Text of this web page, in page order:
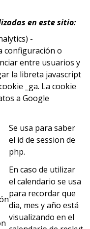
en este sitio:
-
configuración o
entre usuarios y
la libreta javascript
_ga. La cookie
a Google
Se usa para saber
el id de session de
php.
En caso de utilizar
el calendario se usa
para recordar que
dia, mes y año está
visualizando en el